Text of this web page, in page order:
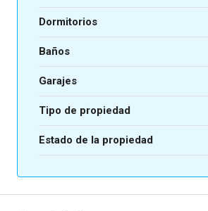
Dormitorios
Baños
Garajes
Tipo de propiedad
Estado de la propiedad